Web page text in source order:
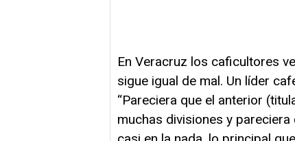
En Veracruz los caficultores
sigue igual de mal. Un líder
“Pareciera que el anterior
muchas divisiones y